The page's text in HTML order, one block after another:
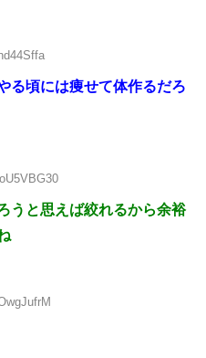
る頃には痩せて体作るだろ
うと思えば絞れるから余裕